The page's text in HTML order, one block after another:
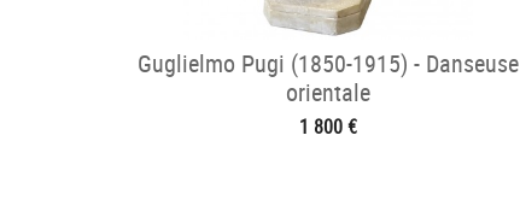
Guglielmo Pugi (1850-1915) - Danseuse
orientale
1 800 €